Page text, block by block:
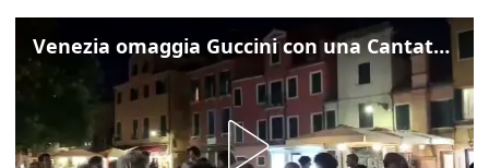
Venezia omaggia Guccini con una Cantata Anarchica in campo Santa Margherita